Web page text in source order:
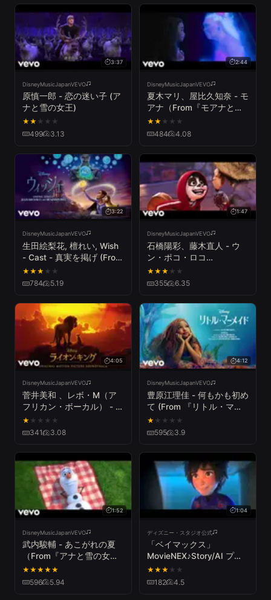
3:37
DisneyMusicJapanVEVO
原慎一郎 - 恋の迷い子 (ア
ナと雪の女王)
★★ ★ ★ ★
499 3.13
2:44
DisneyMusicJapanVEVO
夏木マリ、屋比久知奈 - モ
アナ（From『モアナと伝
説の海』）
★★ ★ ★ ★
484 4.08
3:22
DisneyMusicJapanVEVO
生田絵梨花, 檀れい, Wish
- Cast - 真実を掲げ (From
『ウィッシュ』／日本語
版)
★★★ ★ ★
784 5.19
1:47
DisneyMusicJapanVEVO
石橋陽彩、藤木直人 - ウ
ン・ポコ・ロコ
（From『リメンバー・ミ
ー』）
★★★ ★ ★
355 6.35
4:05
DisneyMusicJapanVEVO
菅井美和 、レボ・M（ア
フリカン・ボーカル） - サ
ークル・オブ・ライフ / ナ
ー・イゴンニャマ（Audio
ン・キング』）
★ ★ ★ ★ ★
341 3.08
4:12
DisneyMusicJapanVEVO
豊原江理佳 - 何もかも初め
て (From 『リトル・マー
メイド』／日本語版)
★ ★ ★ ★ ★
595 3.9
1:52
DisneyMusicJapanVEVO
武内駿輔 - あこがれの夏
（From『アナと雪の女
王』）
★★★★★
596 5.94
1:04
ディズニー・スタジオ公式
「ベイマックス」
MovieNEX♪Story/AI プロ
モーションビデオ
★★★ ★ ★
182 4.5